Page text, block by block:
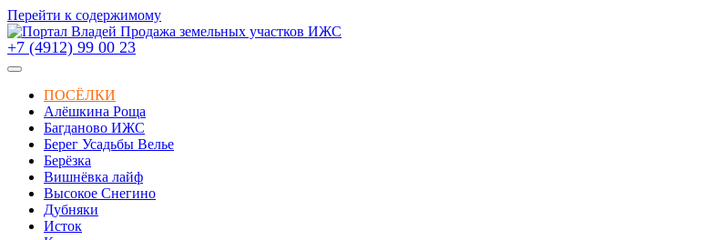
Перейти к содержимому
+7 (4912) 99 00 23
ПОСЁЛКИ
Алёшкина Роща
Багданово ИЖС
Берег Усадьбы Велье
Берёзка
Вишнёвка лайф
Высокое Снегино
Дубняки
Исток